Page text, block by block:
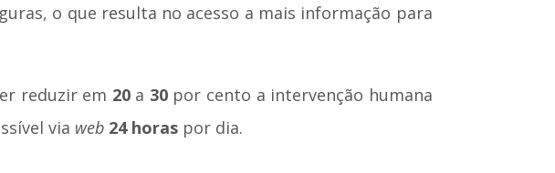
o que resulta no acesso a mais informação para
reduzir em 20a 30por cento a intervenção humana
via web 24 horas por dia.